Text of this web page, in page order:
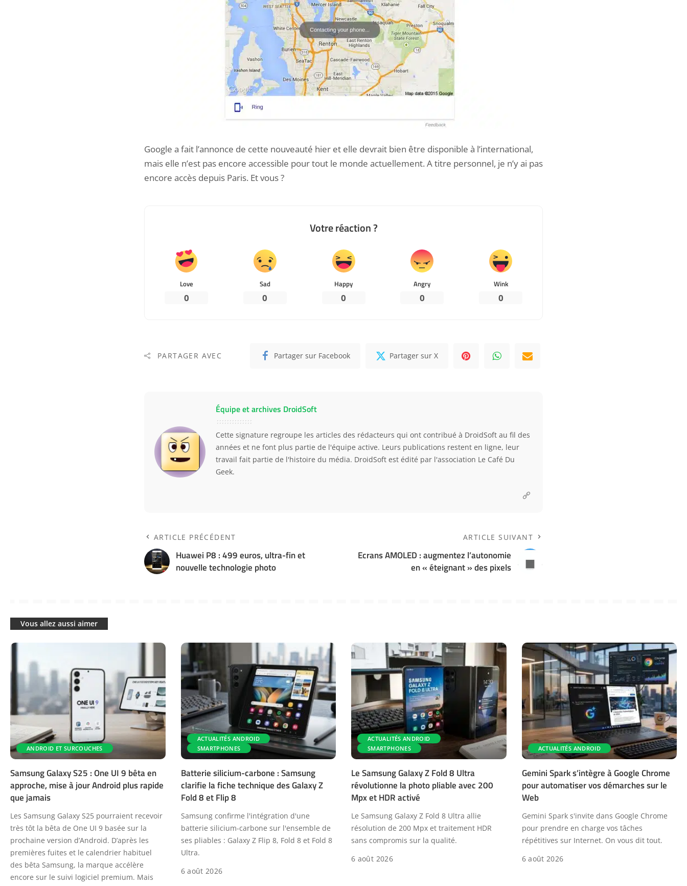
Google a fait l’annonce de cette nouveauté hier et elle devrait bien être disponible à l’international,
mais elle n’est pas encore accessible pour tout le monde actuellement. A titre personnel, je n’y ai pas
encore accès depuis Paris. Et vous ?
Votre réaction ?
Love
0
Sad
0
Happy
0
Angry
0
Wink
0
PARTAGER AVEC Partager sur Facebook Partager sur X
Équipe et archives DroidSoft
Cette signature regroupe les articles des rédacteurs qui ont contribué à DroidSoft au fil des
années et ne font plus partie de l'équipe active. Leurs publications restent en ligne, leur
travail fait partie de l'histoire du média. DroidSoft est édité par l'association Le Café Du
Geek.
ARTICLE PRÉCÉDENT
Huawei P8 : 499 euros, ultra-fin et
nouvelle technologie photo
ARTICLE SUIVANT
Ecrans AMOLED : augmentez l’autonomie
en « éteignant » des pixels
Vous allez aussi aimer
ANDROID ET SURCOUCHES
Samsung Galaxy S25 : One UI 9 bêta en
approche, mise à jour Android plus rapide
que jamais
Les Samsung Galaxy S25 pourraient recevoir
très tôt la bêta de One UI 9 basée sur la
prochaine version d’Android. D’après les
premières fuites et le calendrier habituel
des bêta Samsung, la marque accélère
encore sur le suivi logiciel premium. Mais
ACTUALITÉS ANDROID
SMARTPHONES
Batterie silicium-carbone : Samsung
clarifie la fiche technique des Galaxy Z
Fold 8 et Flip 8
Samsung confirme l'intégration d'une
batterie silicium-carbone sur l'ensemble de
ses pliables : Galaxy Z Flip 8, Fold 8 et Fold 8
Ultra.
6 août 2026
ACTUALITÉS ANDROID
SMARTPHONES
Le Samsung Galaxy Z Fold 8 Ultra
révolutionne la photo pliable avec 200
Mpx et HDR activé
Le Samsung Galaxy Z Fold 8 Ultra allie
résolution de 200 Mpx et traitement HDR
sans compromis sur la qualité.
6 août 2026
ACTUALITÉS ANDROID
Gemini Spark s’intègre à Google Chrome
pour automatiser vos démarches sur le
Web
Gemini Spark s'invite dans Google Chrome
pour prendre en charge vos tâches
répétitives sur Internet. On vous dit tout.
6 août 2026